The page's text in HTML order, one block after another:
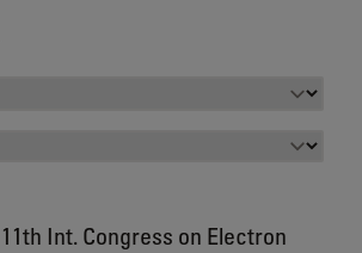
11th Int. Congress on Electron